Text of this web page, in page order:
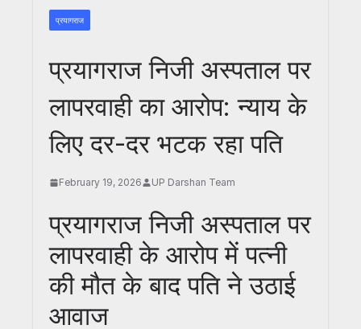
प्रयागराज
प्रयागराज निजी अस्पताल पर
लापरवाही का आरोप: न्याय के
लिए दर-दर भटक रहा पति
February 19, 2026 UP Darshan Team
प्रयागराज निजी अस्पताल पर
लापरवाही के आरोप में पत्नी
की मौत के बाद पति ने उठाई
आवाज